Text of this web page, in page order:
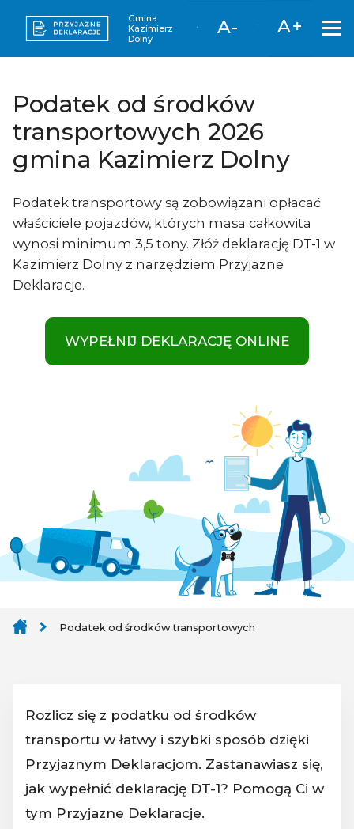
Gmina
Kazimierz
Dolny
A- A+
Podatek od środków
transportowych 2026
gmina Kazimierz Dolny
Podatek transportowy są zobowiązani opłacać
właściciele pojazdów, których masa całkowita
wynosi minimum 3,5 tony. Złóż deklarację DT-1 w
Kazimierz Dolny z narzędziem Przyjazne
Deklaracje.
WYPEŁNIJ DEKLARACJĘ ONLINE
Podatek od środków transportowych
Rozlicz się z podatku od środków
transportu w łatwy i szybki sposób dzięki
Przyjaznym Deklaracjom. Zastanawiasz się,
jak wypełnić deklarację DT-1? Pomogą Ci w
tym Przyjazne Deklaracje.